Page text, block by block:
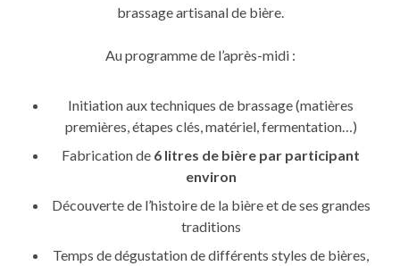
brassage artisanal de bière.
Au programme de l’après-midi :
Initiation aux techniques de brassage (matières
premières, étapes clés, matériel, fermentation…)
Fabrication de 6 litres de bière par participant
environ
Découverte de l’histoire de la bière et de ses grandes
traditions
Temps de dégustation de différents styles de bières,